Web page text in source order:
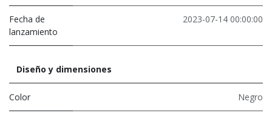
Fecha de
lanzamiento
2023-07-14 00:00:00
Diseño y dimensiones
Color Negro